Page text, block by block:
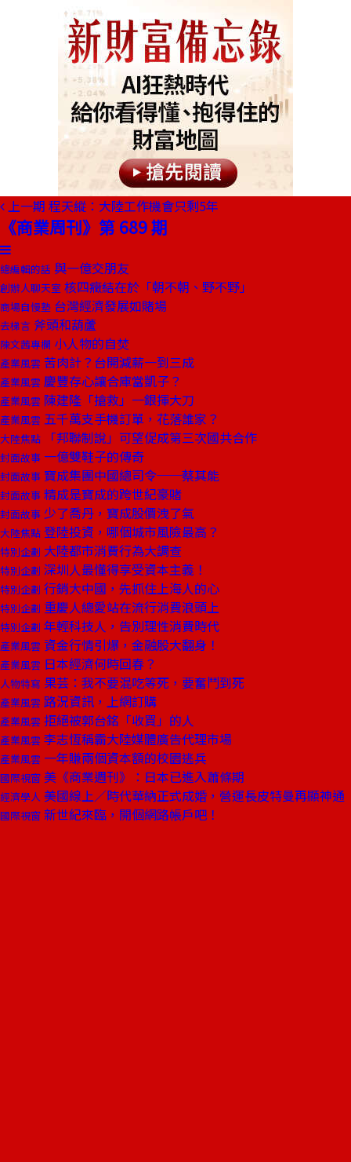
上一期 程天縱：大陸工作機會只剩5年
《商業周刊》第 689 期
總編輯的話 與一億交朋友
創辦人聊天室 核四癥結在於「朝不朝、野不野」
商場自慢塾 台灣經濟發展如賭場
去梯言 斧頭和葫蘆
陳文茜專欄 小人物的自焚
產業風雲 苦肉計？台開減薪一到三成
產業風雲 慶豐存心讓合庫當凱子？
產業風雲 陳建隆「搶救」一銀揮大刀
產業風雲 五千萬支手機訂單，花落誰家？
大陸焦點 「邦聯制說」可望促成第三次國共合作
封面故事 一億雙鞋子的傳奇
封面故事 寶成集團中國總司令──蔡其能
封面故事 精成是寶成的跨世紀豪賭
封面故事 少了喬丹，寶成股價洩了氣
大陸焦點 登陸投資，哪個城市風險最高？
特別企劃 大陸都市消費行為大調查
特別企劃 深圳人最懂得享受資本主義！
特別企劃 行銷大中國，先抓住上海人的心
特別企劃 重慶人總愛站在流行消費浪頭上
特別企劃 年輕科技人，告別理性消費時代
產業風雲 資金行情引爆，金融股大翻身！
產業風雲 日本經濟何時回春？
人物特寫 果芸：我不要混吃等死，要奮鬥到死
產業風雲 路況資訊，上網訂購
產業風雲 拒絕被郭台銘「收買」的人
產業風雲 李志恆稱霸大陸媒體廣告代理市場
產業風雲 一年賺兩個資本額的校園逃兵
國際視窗 美《商業週刊》：日本已進入蕭條期
經濟學人 美國線上／時代華納正式成婚，營運長皮特曼再顯神通
國際視窗 新世紀來臨，開個網路帳戶吧！